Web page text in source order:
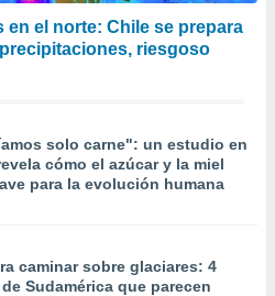
en el norte: Chile se prepara
riesgoso
solo carne": un estudio en
cómo el azúcar y la miel
para la evolución humana
caminar sobre glaciares: 4
Sudamérica que parecen